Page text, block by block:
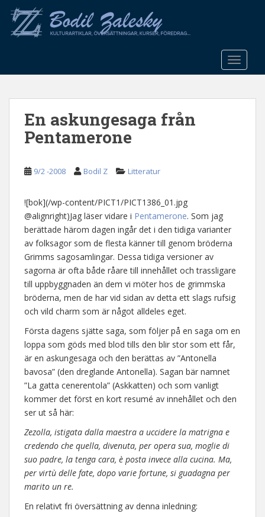
o
En askungesaga från
Pentamerone
9/2 -2008 Bodil Z Litteratur
![bok](/wp-content/PICT1/PICT1386_01.jpg
@alignright)Jag läser vidare i Pentamerone. Som jag
berättade härom dagen ingår det i den tidiga varianter
av folksagor som de flesta känner till genom bröderna
Grimms sagosamlingar. Dessa tidiga versioner av
sagorna är ofta både råare till innehållet och trassligare
till uppbyggnaden än dem vi möter hos de grimmska
bröderna, men de har vid sidan av detta ett slags rufsig
och vild charm som är något alldeles eget.
Första dagens sjätte saga, som följer på en saga om en
loppa som göds med blod tills den blir stor som ett får,
är en askungesaga och den berättas av ”Antonella
bavosa” (den dreglande Antonella). Sagan bär namnet
”La gatta cenerentola” (Askkatten) och som vanligt
kommer det först en kort resumé av innehållet och den
ser ut så här:
Zezolla, istigata dalla maestra a uccidere la matrigna e
credendo che quella, divenuta, per opera sua, moglie di
suo padre, la tenga cara, è posta invece alla cucina. Ma,
per virtù delle fate, dopo varie fortune, si guadagna per
marito un re.
En relativt fri översättning av denna inledning: